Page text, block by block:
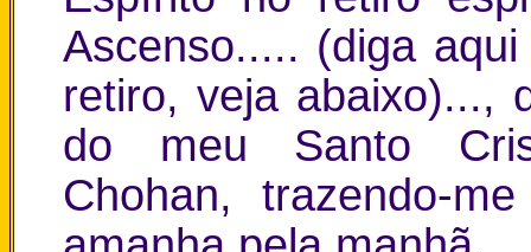
Ascenso..... (diga
retiro, veja abaixo)...,
do meu Santo
Chohan, trazendo-